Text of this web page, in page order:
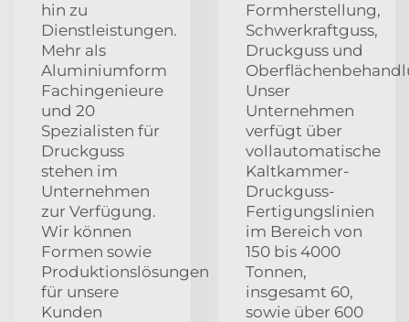
hin zu
Dienstleistungen.
Mehr als
Aluminiumform
Fachingenieure
und 20
Spezialisten für
Druckguss
stehen im
Unternehmen
zur Verfügung.
Wir können
Formen sowie
Produktionslösungen
für unsere
Kunden
Formherstellung,
Schwerkraftguss,
Druckguss und
Unser
Unternehmen
verfügt über
vollautomatische
Kaltkammer-
Druckguss-
Fertigungslinien
im Bereich von
150 bis 4000
Tonnen,
insgesamt 60,
sowie über 600